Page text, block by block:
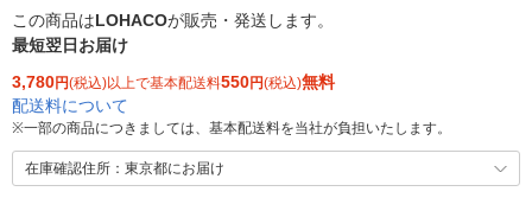
この商品はLOHACOが販売・発送します。
最短翌日お届け
3,780円(税込)以上で基本配送料550円(税込)無料
配送料について
※一部の商品につきましては、基本配送料を当社が負担いたします。
在庫確認住所：東京都にお届け